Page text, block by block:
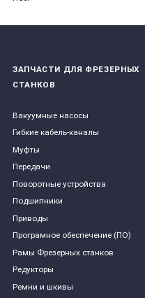
ЗАПЧАСТИ ДЛЯ ФРЕЗЕРНЫХ
СТАНКОВ
Вакуумные насосы
Гибкие кабель-каналы
Муфты
Передачи
Поворотные устройства
Подшипники
Приводы
Програмное обеспечение (ПО)
Рамы Фрезерных станков
Редукторы
Ремни и шкивы